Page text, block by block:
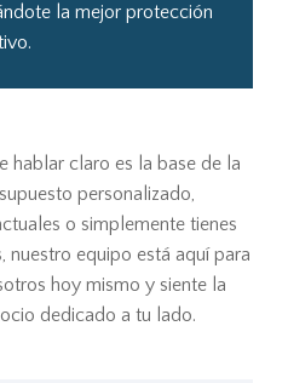
la mejor protección
hablar claro es la base de la
personalizado,
o simplemente tienes
nuestro equipo está aquí para
hoy mismo y siente la
dedicado a tu lado.